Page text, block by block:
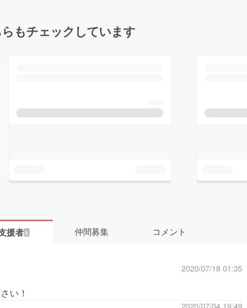
もチェックしています
援者6 仲間募集 コメント
2020/07/18 01:35
い！